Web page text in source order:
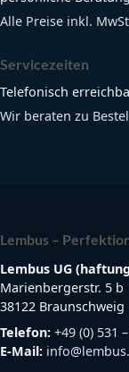
Alle Preise inkl.
Servicezeiten
Telefonisch
Wir beraten zu
Lembus –
Lembus UG
Marienbergerstr. 5 b
38122 Braunschweig
Telefon: +49 (0) 531
E-Mail: